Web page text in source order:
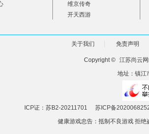
维京传奇
开天西游
关于我们 免责声明
Copyright © 江苏尚云
地址：镇江
ICP证：苏B2-20211701
苏ICP备
健康游戏忠告：抵制不良游戏 拒